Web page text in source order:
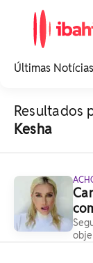
noticias e
Últimas Notícias
Resultados
Kesha